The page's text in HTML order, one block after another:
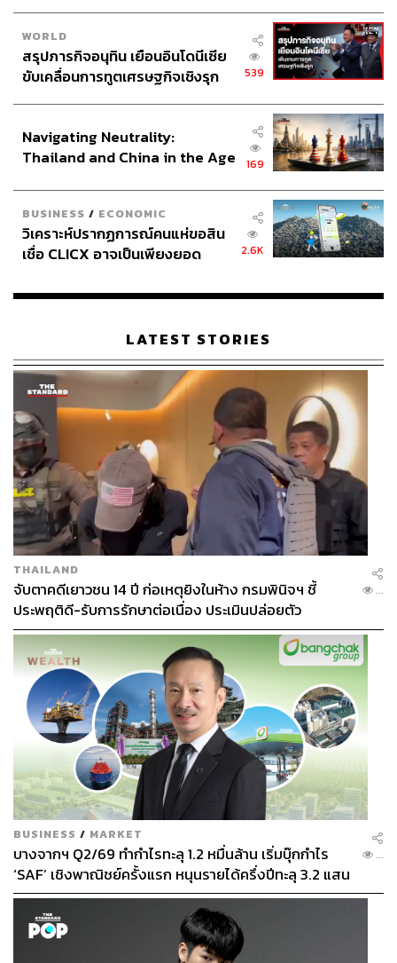
WORLD
สรุปภารกิจอนุทิน เยือนอินโดนีเซีย
ขับเคลื่อนการทูตเศรษฐกิจเชิงรุก
539
Navigating Neutrality:
Thailand and China in the Age
169
BUSINESS / ECONOMIC
วิเคราะห์ปรากฏการณ์คนแห่ขอสิน
เชื่อ CLICX อาจเป็นเพียงยอด
เรือนไทยที่ถูกซุกไว้
2.6K
LATEST STORIES
THAILAND
จับตาคดีเยาวชน 14 ปี ก่อเหตุยิงในห้าง กรมพินิจฯ ชี้
ประพฤติดี-รับการรักษาต่อเนื่อง ประเมินปล่อยตัว
...
BUSINESS / MARKET
บางจากฯ Q2/69 ทำกำไรทะลุ 1.2 หมื่นล้าน เริ่มบุ๊กกำไร
‘SAF’ เชิงพาณิชย์ครั้งแรก หนุนรายได้ครึ่งปีทะลุ 3.2 แสน
ล้าน
...